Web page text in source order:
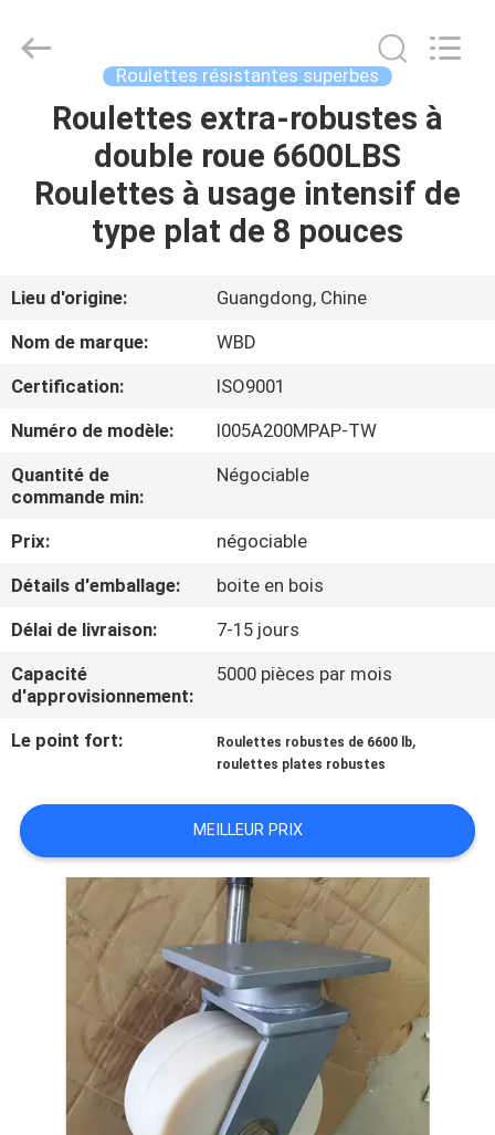
MAISON
PRODUITS
VIDÉOS
AU
DE
NOUS
VISITE
D'USINE
CONTRÔLE
DE
QUALITÉ
NOUS
DEMANDEZ
CITATION
Metal
Roulettes résistantes superbes
Roulettes extra-robustes à
double roue 6600LBS
Roulettes à usage intensif de
type plat de 8 pouces
Lieu d'origine:
Guangdong, Chine
Nom de marque:
WBD
Certification:
ISO9001
Numéro de modèle:
I005A200MPAP-TW
Quantité de
commande min:
Négociable
Prix:
négociable
Détails d'emballage:
boite en bois
Délai de livraison:
7-15 jours
Capacité
d'approvisionnement:
5000 pièces par mois
Le point fort: Roulettes robustes de 6600 lb,
roulettes plates robustes
MEILLEUR PRIX